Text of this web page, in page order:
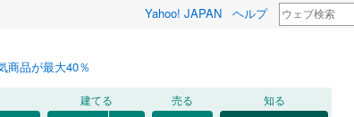
Yahoo! JAPAN ヘルプ
品が最大40％
建てる 売る 知る